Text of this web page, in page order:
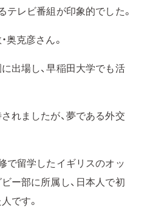
テレビ番組が印象的でした。
奥克彦さん。
出場し、早稲田大学でも活
れましたが、夢である外交
で留学したイギリスのオッ
ー部に所属し、日本人で初
です。